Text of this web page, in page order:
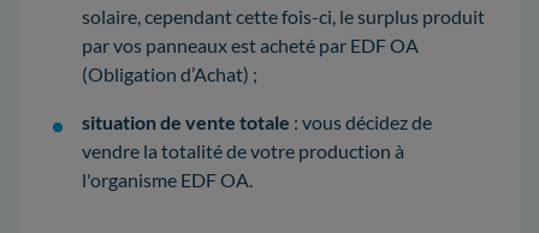
solaire, cependant cette fois-ci, le surplus produit
par vos panneaux est acheté par EDF OA
(Obligation d’Achat) ;
situation de vente totale : vous décidez de
vendre la totalité de votre production à
l'organisme EDF OA.